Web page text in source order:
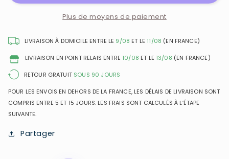
Women
Eau
Parfum
pour
Women
Extrême
Eau
Parfum
pour
Plus de moyens de paiement
LIVRAISON À DOMICILE ENTRE LE 9/08 ET LE 11/08 (EN FRANCE)
LIVRAISON EN POINT RELAIS ENTRE 10/08 ET LE 13/08 (EN FRANCE)
RETOUR GRATUIT SOUS 90 JOURS
POUR LES ENVOIS EN DEHORS DE LA FRANCE, LES DÉLAIS DE LIVRAISON SONT
COMPRIS ENTRE 5 ET 15 JOURS. LES FRAIS SONT CALCULÉS À L’ÉTAPE
SUIVANTE.
Partager